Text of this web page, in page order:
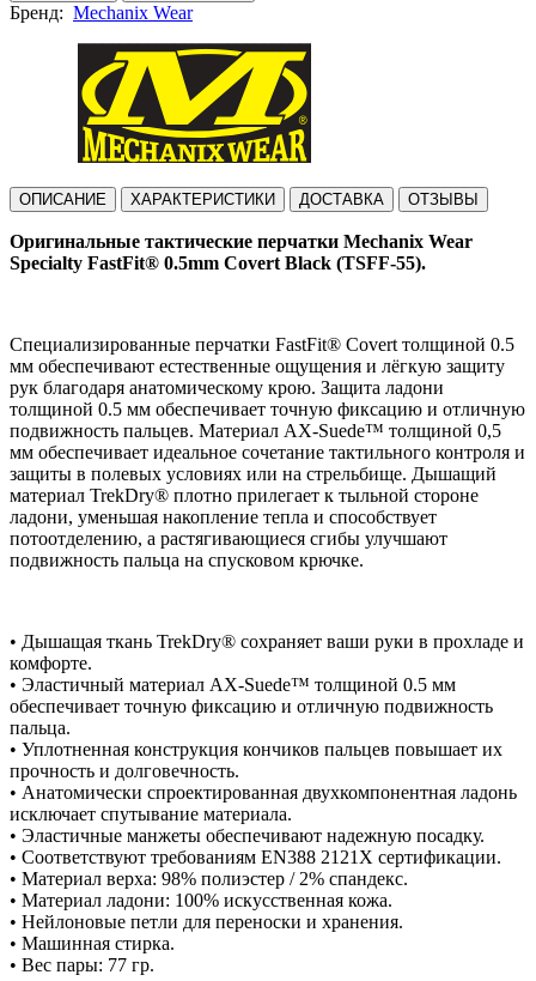
Бренд: Mechanix Wear
ОПИСАНИЕ ХАРАКТЕРИСТИКИ ДОСТАВКА ОТЗЫВЫ
Оригинальные тактические перчатки Mechanix Wear
Specialty FastFit® 0.5mm Covert Black (TSFF-55).
Cпециализированные перчатки FastFit® Covert толщиной 0.5
мм обеспечивают естественные ощущения и лёгкую защиту
рук благодаря анатомическому крою. Защита ладони
толщиной 0.5 мм обеспечивает точную фиксацию и отличную
подвижность пальцев. Материал AX-Suede™ толщиной 0,5
мм обеспечивает идеальное сочетание тактильного контроля и
защиты в полевых условиях или на стрельбище. Дышащий
материал TrekDry® плотно прилегает к тыльной стороне
ладони, уменьшая накопление тепла и способствует
потоотделению, а растягивающиеся сгибы улучшают
подвижность пальца на спусковом крючке.
• Дышащая ткань TrekDry® сохраняет ваши руки в прохладе и
комфорте.
• Эластичный материал AX-Suede™ толщиной 0.5 мм
обеспечивает точную фиксацию и отличную подвижность
пальца.
• Уплотненная конструкция кончиков пальцев повышает их
прочность и долговечность.
• Анатомически спроектированная двухкомпонентная ладонь
исключает спутывание материала.
• Эластичные манжеты обеспечивают надежную посадку.
• Cоответствуют требованиям EN388 2121X сертификации.
• Материал верха: 98% полиэстер / 2% спандекс.
• Материал ладони: 100% искусственная кожа.
• Нейлоновые петли для переноски и хранения.
• Машинная стирка.
• Вес пары: 77 гр.